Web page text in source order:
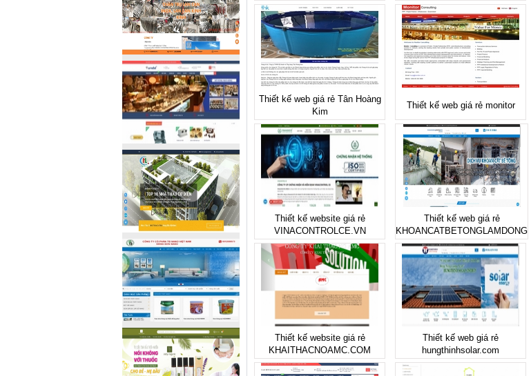
Thiết kế web giá rẻ Tân Hoàng
Kim
Thiết kế web giá rẻ monitor
Thiết kế website giá rẻ
VINACONTROLCE.VN
Thiết kế web giá rẻ
KHOANCATBETONGLAMDONG
Thiết kế website giá rẻ
KHAITHACNOAMC.COM
Thiết kế web giá rẻ
hungthinhsolar.com